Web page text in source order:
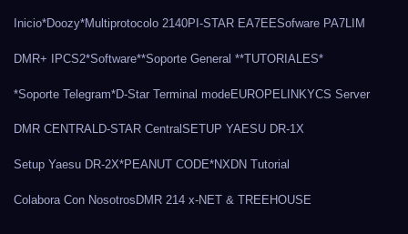
Inicio*Doozy*Multiprotocolo 2140PI-STAR EA7EESofware PA7LIM
DMR+ IPCS2*Software**Soporte General **TUTORIALES*
*Soporte Telegram*D-Star Terminal modeEUROPELINKYCS Server
DMR CENTRALD-STAR CentralSETUP YAESU DR-1X
Setup Yaesu DR-2X*PEANUT CODE*NXDN Tutorial
Colabora Con Nosotros DMR 214 x-NET & TREEHOUSE